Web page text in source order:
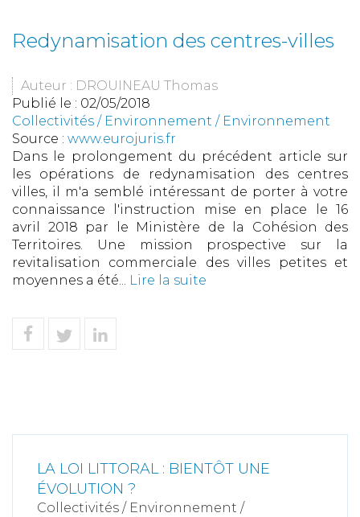
Redynamisation des centres-villes
Auteur : DROUINEAU Thomas
Publié le : 02/05/2018
Collectivités / Environnement / Environnement
Source : www.eurojuris.fr
Dans le prolongement du précédent article sur
les opérations de redynamisation des centres
villes, il m'a semblé intéressant de porter à votre
connaissance l'instruction mise en place le 16
avril 2018 par le Ministère de la Cohésion des
Territoires. Une mission prospective sur la
revitalisation commerciale des villes petites et
moyennes a été... Lire la suite
LA LOI LITTORAL : BIENTÔT UNE
ÉVOLUTION ?
Collectivités / Environnement /